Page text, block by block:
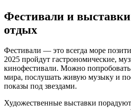
Фестивали и
отдых
Фестивали — это всегда море
2025 пройдут гастрономические,
кинофестивали. Можно
мира, послушать живую музыку и
показы под звездами.
Художественные выставки